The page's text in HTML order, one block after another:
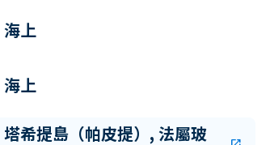
海上
海上
塔希提島（帕皮提）, 法屬玻